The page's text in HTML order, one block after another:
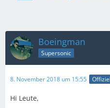
Boeingman
Supersonic
8. November 2018 um 15:55
Hi Leute,